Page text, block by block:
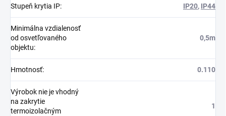
Stupeň krytia IP: IP20, IP44
Minimálna vzdialenosť
od osvetľovaného
objektu:
0,5m
Hmotnosť: 0.110
Výrobok nie je vhodný
na zakrytie
termoizolačným
1